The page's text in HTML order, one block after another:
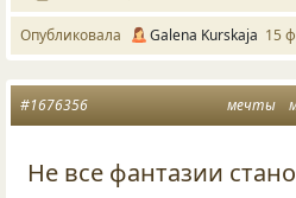
Опубликовала Galena Kurskaja 15
мечты
#1676356
Не все фантазии